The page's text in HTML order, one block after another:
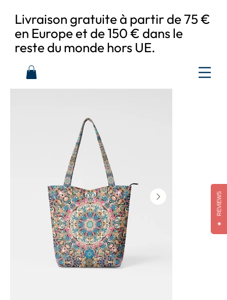
Livraison gratuite à partir de 75 €
en Europe et de 150 € dans le
reste du monde hors UE.
★
REVIEWS